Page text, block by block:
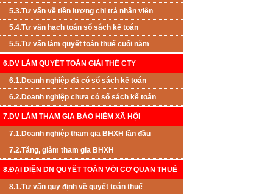
5.3.Tư vấn về tiền lương chi trả nhân viên
5.4.Tư vấn hạch toán sổ sách kế toán
5.5.Tư vấn làm quyết toán thuế cuối năm
6.DV LÀM QUYẾT TOÁN GIẢI THỂ CTY
6.1.Doanh nghiệp đã có sổ sách kế toán
6.2.Doanh nghiệp chưa có sổ sách kế toán
7.DV LÀM THAM GIA BẢO HIỂM XÃ HỘI
7.1.Doanh nghiệp tham gia BHXH lần đầu
7.2.Tăng, giảm tham gia BHXH
8.ĐẠI DIỆN DN QUYẾT TOÁN VỚI CƠ QUAN THUẾ
8.1.Tư vấn quy định về quyết toán thuế